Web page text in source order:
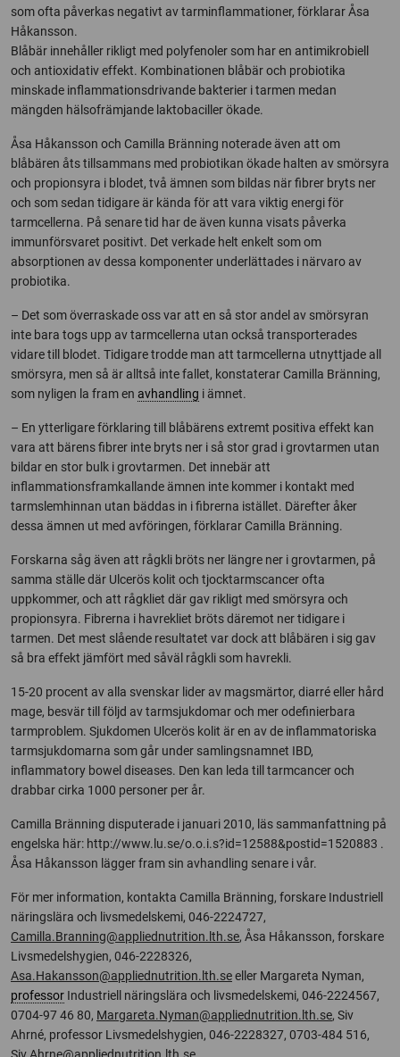
som ofta påverkas negativt av tarminflammationer, förklarar Åsa
Håkansson.
Blåbär innehåller rikligt med polyfenoler som har en antimikrobiell
och antioxidativ effekt. Kombinationen blåbär och probiotika
minskade inflammationsdrivande bakterier i tarmen medan
mängden hälsofrämjande laktobaciller ökade.
Åsa Håkansson och Camilla Bränning noterade även att om
blåbären åts tillsammans med probiotikan ökade halten av smörsyra
och propionsyra i blodet, två ämnen som bildas när fibrer bryts ner
och som sedan tidigare är kända för att vara viktig energi för
tarmcellerna. På senare tid har de även kunna visats påverka
immunförsvaret positivt. Det verkade helt enkelt som om
absorptionen av dessa komponenter underlättades i närvaro av
probiotika.
– Det som överraskade oss var att en så stor andel av smörsyran
inte bara togs upp av tarmcellerna utan också transporterades
vidare till blodet. Tidigare trodde man att tarmcellerna utnyttjade all
smörsyra, men så är alltså inte fallet, konstaterar Camilla Bränning,
som nyligen la fram en avhandling i ämnet.
– En ytterligare förklaring till blåbärens extremt positiva effekt kan
vara att bärens fibrer inte bryts ner i så stor grad i grovtarmen utan
bildar en stor bulk i grovtarmen. Det innebär att
inflammationsframkallande ämnen inte kommer i kontakt med
tarmslemhinnan utan bäddas in i fibrerna istället. Därefter åker
dessa ämnen ut med avföringen, förklarar Camilla Bränning.
Forskarna såg även att rågkli bröts ner längre ner i grovtarmen, på
samma ställe där Ulcerös kolit och tjocktarmscancer ofta
uppkommer, och att rågkliet där gav rikligt med smörsyra och
propionsyra. Fibrerna i havrekliet bröts däremot ner tidigare i
tarmen. Det mest slående resultatet var dock att blåbären i sig gav
så bra effekt jämfört med såväl rågkli som havrekli.
15-20 procent av alla svenskar lider av magsmärtor, diarré eller hård
mage, besvär till följd av tarmsjukdomar och mer odefinierbara
tarmproblem. Sjukdomen Ulcerös kolit är en av de inflammatoriska
tarmsjukdomarna som går under samlingsnamnet IBD,
inflammatory bowel diseases. Den kan leda till tarmcancer och
drabbar cirka 1000 personer per år.
Camilla Bränning disputerade i januari 2010, läs sammanfattning på
engelska här: http://www.lu.se/o.o.i.s?id=12588&postid=1520883 .
Åsa Håkansson lägger fram sin avhandling senare i vår.
För mer information, kontakta Camilla Bränning, forskare Industriell
näringslära och livsmedelskemi, 046-2224727,
Camilla.Branning@appliednutrition.lth.se, Åsa Håkansson, forskare
Livsmedelshygien, 046-2228326,
Asa.Hakansson@appliednutrition.lth.seeller Margareta Nyman,
professor Industriell näringslära och livsmedelskemi, 046-2224567,
0704-97 46 80, Margareta.Nyman@appliednutrition.lth.se, Siv
Ahrné, professor Livsmedelshygien, 046-2228327, 0703-484 516,